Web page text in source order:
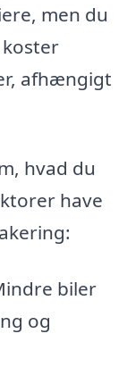
men du
afhængigt
hvad du
have
biler
og